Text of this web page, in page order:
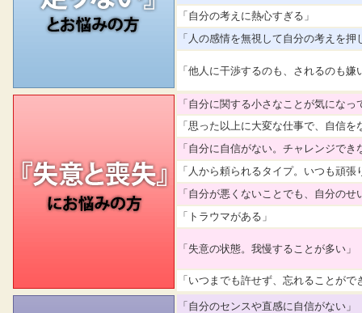
「自分の考えに熱心すぎる」
「人の感情を無視して自分の考えを押
「他人に干渉するのも、されるのも嫌
「自分に関する小さなことが気になっ
「思った以上に大変な仕事で、自信を
「自分に自信がない。チャレンジでき
「人から頼られるタイプ。いつも頑張
「自分が悪くないことでも、自分のせ
「トラウマがある」
「失意の状態。我慢することが多い」
「いつまでも許せず、忘れることがで
「自分のセンスや直感に自信がない」